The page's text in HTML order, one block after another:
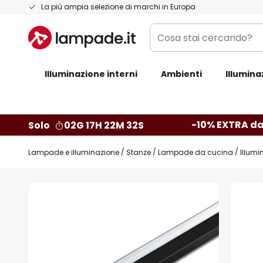
La più ampia selezione di marchi in Europa
Salta
contenuto
Cosa
stai
Illuminazione interni Ambienti
Solo 02G 17H 22M 31S -10% EXTRA
Lampade e illuminazione Stanze Lampade da cucina